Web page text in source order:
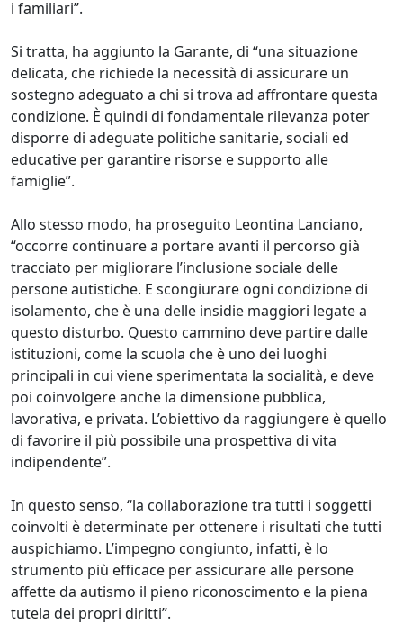
i familiari”.
Si tratta, ha aggiunto la Garante, di “una situazione
delicata, che richiede la necessità di assicurare un
sostegno adeguato a chi si trova ad affrontare questa
condizione. È quindi di fondamentale rilevanza poter
disporre di adeguate politiche sanitarie, sociali ed
educative per garantire risorse e supporto alle
famiglie”.
Allo stesso modo, ha proseguito Leontina Lanciano,
“occorre continuare a portare avanti il percorso già
tracciato per migliorare l’inclusione sociale delle
persone autistiche. E scongiurare ogni condizione di
isolamento, che è una delle insidie maggiori legate a
questo disturbo. Questo cammino deve partire dalle
istituzioni, come la scuola che è uno dei luoghi
principali in cui viene sperimentata la socialità, e deve
poi coinvolgere anche la dimensione pubblica,
lavorativa, e privata. L’obiettivo da raggiungere è quello
di favorire il più possibile una prospettiva di vita
indipendente”.
In questo senso, “la collaborazione tra tutti i soggetti
coinvolti è determinate per ottenere i risultati che tutti
auspichiamo. L’impegno congiunto, infatti, è lo
strumento più efficace per assicurare alle persone
affette da autismo il pieno riconoscimento e la piena
tutela dei propri diritti”.